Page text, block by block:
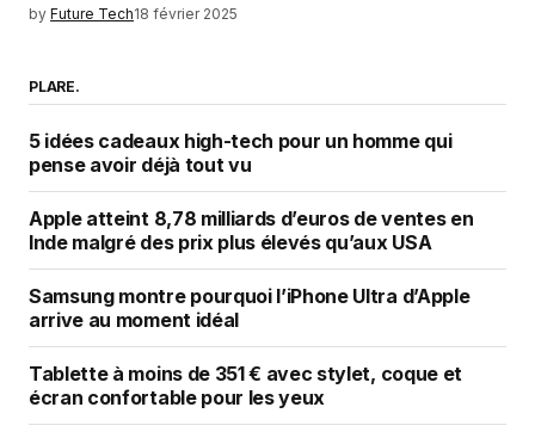
by Future Tech18 février 2025
PLARE.
5 idées cadeaux high-tech pour un homme qui
pense avoir déjà tout vu
Apple atteint 8,78 milliards d’euros de ventes en
Inde malgré des prix plus élevés qu’aux USA
Samsung montre pourquoi l’iPhone Ultra d’Apple
arrive au moment idéal
Tablette à moins de 351 € avec stylet, coque et
écran confortable pour les yeux